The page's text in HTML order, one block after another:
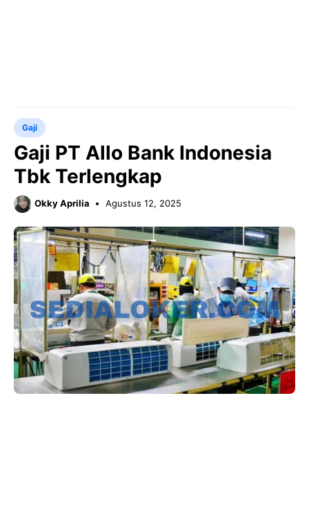
Gaji
Gaji PT Allo Bank Indonesia
Tbk Terlengkap
Okky Aprilia Agustus 12, 2025